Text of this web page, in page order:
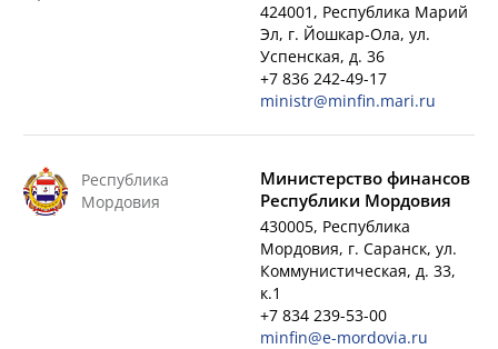
424001, Республика Марий
Эл, г. Йошкар-Ола, ул.
Успенская, д. 36
+7 836 242-49-17
ministr@minfin.mari.ru
Республика
Мордовия
Министерство финансов
Республики Мордовия
430005, Республика
Мордовия, г. Саранск, ул.
Коммунистическая, д. 33,
к.1
+7 834 239-53-00
minfin@e-mordovia.ru